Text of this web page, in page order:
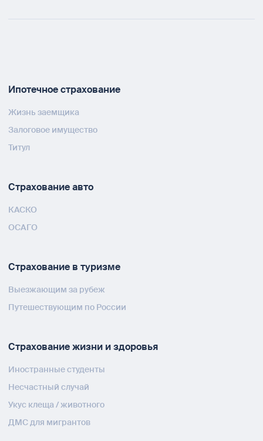
Ипотечное страхование
Жизнь заемщика
Залоговое имущество
Титул
Страхование авто
КАСКО
ОСАГО
Страхование в туризме
Выезжающим за рубеж
Путешествующим по России
Страхование жизни и здоровья
Иностранные студенты
Несчастный случай
Укус клеща / животного
ДМС для мигрантов